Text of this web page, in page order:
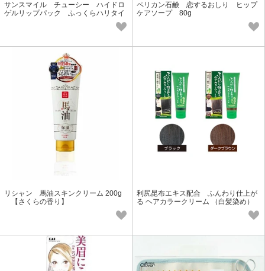
サンスマイル チューシー ハイドロ
ゲルリップパック ふっくらハリタイ
ペリカン石鹸 恋するおしり ヒップ
ケアソープ 80g
リシャン 馬油スキンクリーム 200g
【さくらの香り】
利尻昆布エキス配合 ふんわり仕上が
る ヘアカラークリーム （白髪染め）